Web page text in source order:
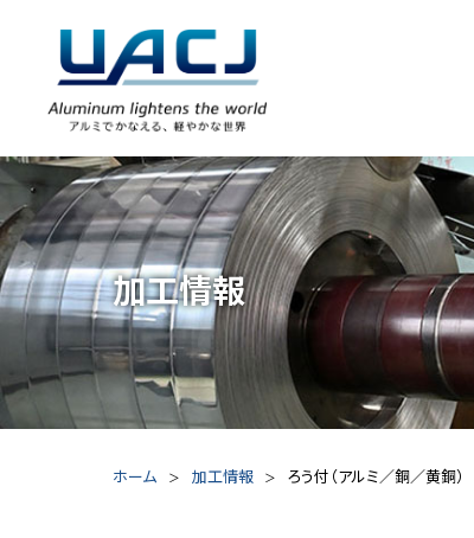
加工情報
ホーム 加工情報 ろう付（アルミ／銅／黄銅）